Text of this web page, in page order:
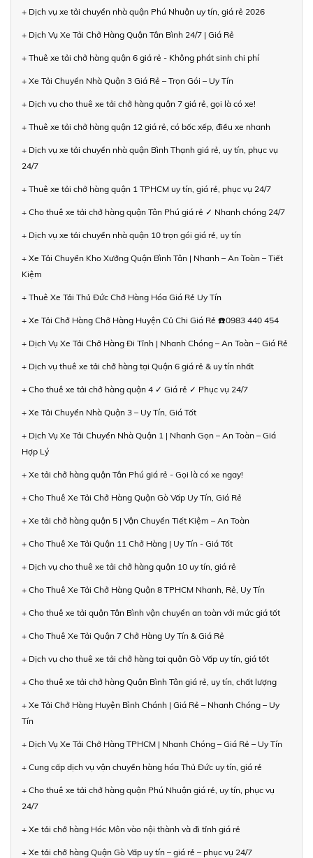
+ Dịch vụ xe tải chuyển nhà quận Phú Nhuận uy tín, giá rẻ 2026
+ Dịch Vụ Xe Tải Chở Hàng Quận Tân Bình 24/7 | Giá Rẻ
+ Thuê xe tải chở hàng quận 6 giá rẻ - Không phát sinh chi phí
+ Xe Tải Chuyển Nhà Quận 3 Giá Rẻ – Trọn Gói – Uy Tín
+ Dịch vụ cho thuê xe tải chở hàng quận 7 giá rẻ, gọi là có xe!
+ Thuê xe tải chở hàng quận 12 giá rẻ, có bốc xếp, điều xe nhanh
+ Dịch vụ xe tải chuyển nhà quận Bình Thạnh giá rẻ, uy tín, phục vụ
24/7
+ Thuê xe tải chở hàng quận 1 TPHCM uy tín, giá rẻ, phục vụ 24/7
+ Cho thuê xe tải chở hàng quận Tân Phú giá rẻ ✓ Nhanh chóng 24/7
+ Dịch vụ xe tải chuyển nhà quận 10 trọn gói giá rẻ, uy tín
+ Xe Tải Chuyển Kho Xưởng Quận Bình Tân | Nhanh – An Toàn – Tiết
Kiệm
+ Thuê Xe Tải Thủ Đức Chở Hàng Hóa Giá Rẻ Uy Tín
+ Xe Tải Chở Hàng Chở Hàng Huyện Củ Chi Giá Rẻ ☎️0983 440 454
+ Dịch Vụ Xe Tải Chở Hàng Đi Tỉnh | Nhanh Chóng – An Toàn – Giá Rẻ
+ Dịch vụ thuê xe tải chở hàng tại Quận 6 giá rẻ & uy tín nhất
+ Cho thuê xe tải chở hàng quận 4 ✓ Giá rẻ ✓ Phục vụ 24/7
+ Xe Tải Chuyển Nhà Quận 3 – Uy Tín, Giá Tốt
+ Dịch Vụ Xe Tải Chuyển Nhà Quận 1 | Nhanh Gọn – An Toàn – Giá
Hợp Lý
+ Xe tải chở hàng quận Tân Phú giá rẻ - Gọi là có xe ngay!
+ Cho Thuê Xe Tải Chở Hàng Quận Gò Vấp Uy Tín, Giá Rẻ
+ Xe tải chở hàng quận 5 | Vận Chuyển Tiết Kiệm – An Toàn
+ Cho Thuê Xe Tải Quận 11 Chở Hàng | Uy Tín - Giá Tốt
+ Dịch vụ cho thuê xe tải chở hàng quận 10 uy tín, giá rẻ
+ Cho Thuê Xe Tải Chở Hàng Quận 8 TPHCM Nhanh, Rẻ, Uy Tín
+ Cho thuê xe tải quận Tân Bình vận chuyển an toàn với mức giá tốt
+ Cho Thuê Xe Tải Quận 7 Chở Hàng Uy Tín & Giá Rẻ
+ Dịch vụ cho thuê xe tải chở hàng tại quận Gò Vấp uy tín, giá tốt
+ Cho thuê xe tải chở hàng Quận Bình Tân giá rẻ, uy tín, chất lượng
+ Xe Tải Chở Hàng Huyện Bình Chánh | Giá Rẻ – Nhanh Chóng – Uy
Tín
+ Dịch Vụ Xe Tải Chở Hàng TPHCM | Nhanh Chóng – Giá Rẻ – Uy Tín
+ Cung cấp dịch vụ vận chuyển hàng hóa Thủ Đức uy tín, giá rẻ
+ Cho thuê xe tải chở hàng quận Phú Nhuận giá rẻ, uy tín, phục vụ
24/7
+ Xe tải chở hàng Hóc Môn vào nội thành và đi tỉnh giá rẻ
+ Xe tải chở hàng Quận Gò Vấp uy tín – giá rẻ – phục vụ 24/7